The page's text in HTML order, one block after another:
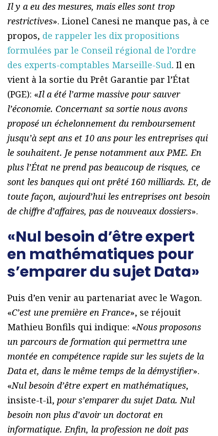
Il y a eu des mesures, mais elles sont trop
restrictives». Lionel Canesi ne manque pas, à ce
propos, de rappeler les dix propositions
formulées par le Conseil régional de l’ordre
des experts-comptables Marseille-Sud. Il en
vient à la sortie du Prêt Garantie par l’État
(PGE): «Il a été l’arme massive pour sauver
l’économie. Concernant sa sortie nous avons
proposé un échelonnement du remboursement
jusqu’à sept ans et 10 ans pour les entreprises qui
le souhaitent. Je pense notamment aux PME. En
plus l’État ne prend pas beaucoup de risques, ce
sont les banques qui ont prêté 160 milliards. Et, de
toute façon, aujourd’hui les entreprises ont besoin
de chiffre d’affaires, pas de nouveaux dossiers».
«Nul besoin d’être expert
en mathématiques pour
s’emparer du sujet Data»
Puis d’en venir au partenariat avec le Wagon.
«C’est une première en France», se réjouit
Mathieu Bonfils qui indique: «Nous proposons
un parcours de formation qui permettra une
montée en compétence rapide sur les sujets de la
Data et, dans le même temps de la démystifier».
«Nul besoin d’être expert en mathématiques,
insiste-t-il, pour s’emparer du sujet Data. Nul
besoin non plus d’avoir un doctorat en
informatique. Enfin, la profession ne doit pas